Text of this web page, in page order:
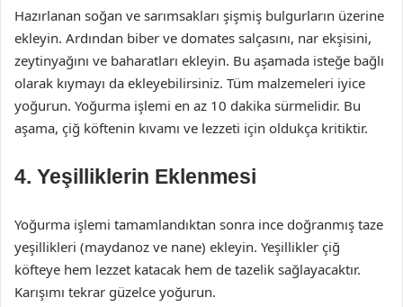
Hazırlanan soğan ve sarımsakları şişmiş bulgurların üzerine
ekleyin. Ardından biber ve domates salçasını, nar ekşisini,
zeytinyağını ve baharatları ekleyin. Bu aşamada isteğe bağlı
olarak kıymayı da ekleyebilirsiniz. Tüm malzemeleri iyice
yoğurun. Yoğurma işlemi en az 10 dakika sürmelidir. Bu
aşama, çiğ köftenin kıvamı ve lezzeti için oldukça kritiktir.
4. Yeşilliklerin Eklenmesi
Yoğurma işlemi tamamlandıktan sonra ince doğranmış taze
yeşillikleri (maydanoz ve nane) ekleyin. Yeşillikler çiğ
köfteye hem lezzet katacak hem de tazelik sağlayacaktır.
Karışımı tekrar güzelce yoğurun.